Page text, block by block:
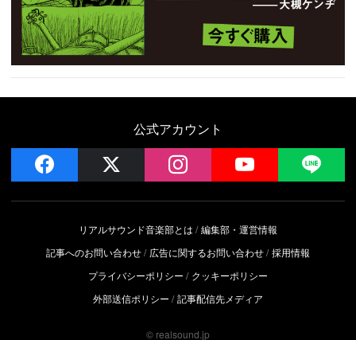
公式アカウント
facebook instagram YouTube
リアルサウンド音楽部とは
編集部・運営情報
記事へのお問い合わせ
広告に関するお問い合わせ 採用情報
プライバシーポリシー
クッキーポリシー
外部送信ポリシー
記事配信先メディア
© realsound.jp